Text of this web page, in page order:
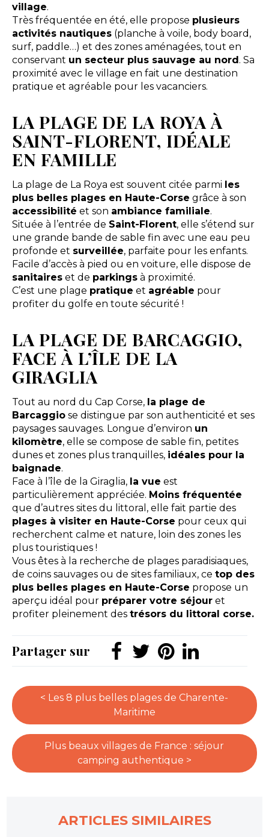
village.
Très fréquentée en été, elle propose plusieurs
activités nautiques(planche à voile, body board,
surf, paddle…) et des zones aménagées, tout en
conservant un secteur plus sauvage au nord. Sa
proximité avec le village en fait une destination
pratique et agréable pour les vacanciers.
LA PLAGE DE LA ROYA À
SAINT-FLORENT, IDÉALE
EN FAMILLE
La plage de La Roya est souvent citée parmi les
plus belles plages en Haute-Corse grâce à son
accessibilité et son ambiance familiale.
Située à l’entrée de Saint-Florent, elle s’étend sur
une grande bande de sable fin avec une eau peu
profonde et surveillée, parfaite pour les enfants.
Facile d’accès à pied ou en voiture, elle dispose de
sanitaireset de parkingsà proximité.
C’est une plage pratique et agréable pour
profiter du golfe en toute sécurité !
LA PLAGE DE BARCAGGIO,
FACE À L’ÎLE DE LA
GIRAGLIA
Tout au nord du Cap Corse, la plage de
Barcaggiose distingue par son authenticité et ses
paysages sauvages. Longue d’environ un
kilomètre, elle se compose de sable fin, petites
dunes et zones plus tranquilles, idéales pour la
baignade.
Face à l’île de la Giraglia, la vue est
particulièrement appréciée. Moins fréquentée
que d’autres sites du littoral, elle fait partie des
plages à visiter en Haute-Corse pour ceux qui
recherchent calme et nature, loin des zones les
plus touristiques !
Vous êtes à la recherche de plages paradisiaques,
de coins sauvages ou de sites familiaux, ce top des
plus belles plages en Haute-Corse propose un
aperçu idéal pour préparer votre séjouret
profiter pleinement des trésors du littoral corse.
Partager sur
< Les 8 plus belles plages de Charente-
Maritime
Plus beaux villages de France : séjour
camping authentique >
ARTICLES SIMILAIRES